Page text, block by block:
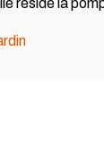
réside la